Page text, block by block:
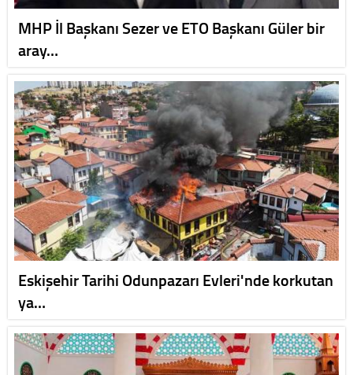
MHP İl Başkanı Sezer ve ETO Başkanı Güler bir
aray…
Eskişehir Tarihi Odunpazarı Evleri'nde korkutan
ya…